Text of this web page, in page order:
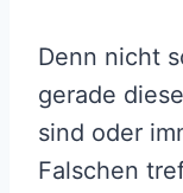
Denn nicht
gerade
sind oder
Falschen